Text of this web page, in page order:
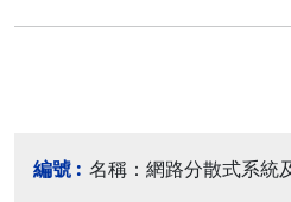
名稱：網路分散式系統